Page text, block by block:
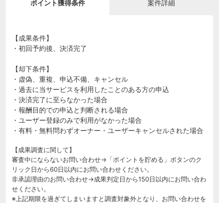
ポイント獲得条件 案件詳細
【成果条件】
・初回予約後、決済完了
【却下条件】
・虚偽、重複、申込不備、キャンセル
・過去に当サービスを利用したことのある方の申込
・決済完了に至らなかった場合
・報酬目的での申込と判断される場合
・ユーザー登録のみで利用がなかった場合
・有料・無料問わずオーナー・ユーザーキャンセルされた場合
【成果調査に関して】
審査中にならないお問い合わせ→「ポイントを貯める」ボタンのク
リック日から60日以内にお問い合わせください。
非承認理由のお問い合わせ→成果判定日から150日以内にお問い合わ
せください。
※上記期限を過ぎてしまいますと調査対象外となり、お問い合わせを